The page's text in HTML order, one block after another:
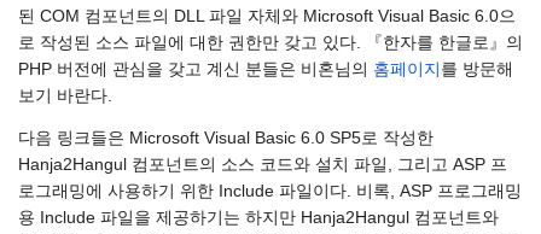
된 COM 컴포넌트의 DLL 파일 자체와 Microsoft Visual Basic 6.0으
로 작성된 소스 파일에 대한 권한만 갖고 있다. 『한자를 한글로』의
PHP 버전에 관심을 갖고 계신 분들은 비혼님의 홈페이지 를 방문해
보기 바란다.
다음 링크들은 Microsoft Visual Basic 6.0 SP5로 작성한
Hanja2Hangul 컴포넌트의 소스 코드와 설치 파일, 그리고 ASP 프
로그래밍에 사용하기 위한 Include 파일이다. 비록, ASP 프로그래밍
용 Include 파일을 제공하기는 하지만 Hanja2Hangul 컴포넌트와